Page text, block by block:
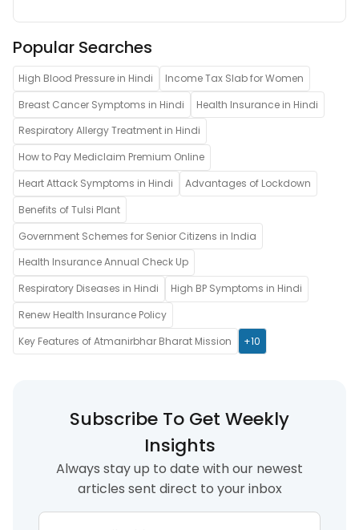
Popular Searches
High Blood Pressure in Hindi
Income Tax Slab for Women
Breast Cancer Symptoms in Hindi
Health Insurance in Hindi
Respiratory Allergy Treatment in Hindi
How to Pay Mediclaim Premium Online
Heart Attack Symptoms in Hindi
Advantages of Lockdown
Benefits of Tulsi Plant
Government Schemes for Senior Citizens in India
Health Insurance Annual Check Up
Respiratory Diseases in Hindi
High BP Symptoms in Hindi
Renew Health Insurance Policy
Key Features of Atmanirbhar Bharat Mission
+10
Subscribe To Get Weekly
Insights
Always stay up to date with our newest
articles sent direct to your inbox